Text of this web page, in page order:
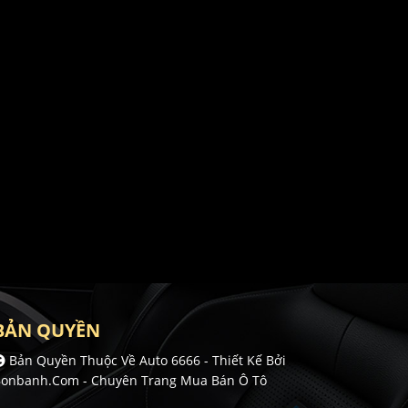
QUYỀN
Bản Quyền Thuộc Về Auto 6666 - Thiết Kế Bởi
- Chuyên Trang Mua Bán Ô Tô